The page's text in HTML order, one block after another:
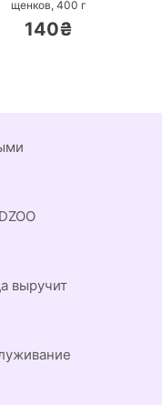
щенков, 400 г
140₴
выручит